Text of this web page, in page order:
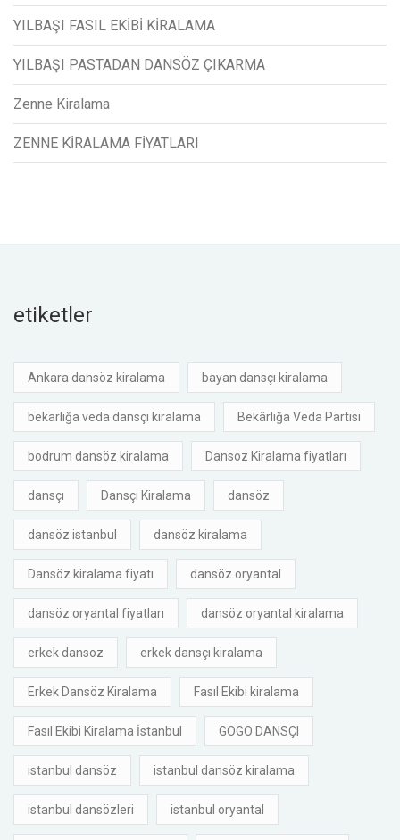
YILBAŞI FASIL EKİBİ KİRALAMA
YILBAŞI PASTADAN DANSÖZ ÇIKARMA
Zenne Kiralama
ZENNE KİRALAMA FİYATLARI
etiketler
Ankara dansöz kiralama bayan dansçı kiralama
bekarlığa veda dansçı kiralama Bekârlığa Veda Partisi
bodrum dansöz kiralama Dansoz Kiralama fiyatları
dansçı Dansçı Kiralama dansöz
dansöz istanbul dansöz kiralama
Dansöz kiralama fiyatı dansöz oryantal
dansöz oryantal fiyatları dansöz oryantal kiralama
erkek dansoz erkek dansçı kiralama
Erkek Dansöz Kiralama Fasıl Ekibi kiralama
Fasıl Ekibi Kiralama İstanbul GOGO DANSÇI
istanbul dansöz istanbul dansöz kiralama
istanbul dansözleri istanbul oryantal